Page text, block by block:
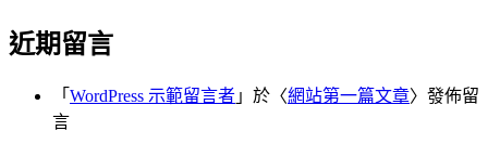
近期留言
「 WordPress 示範留言者 」於〈網站第一篇文章〉發佈留
言